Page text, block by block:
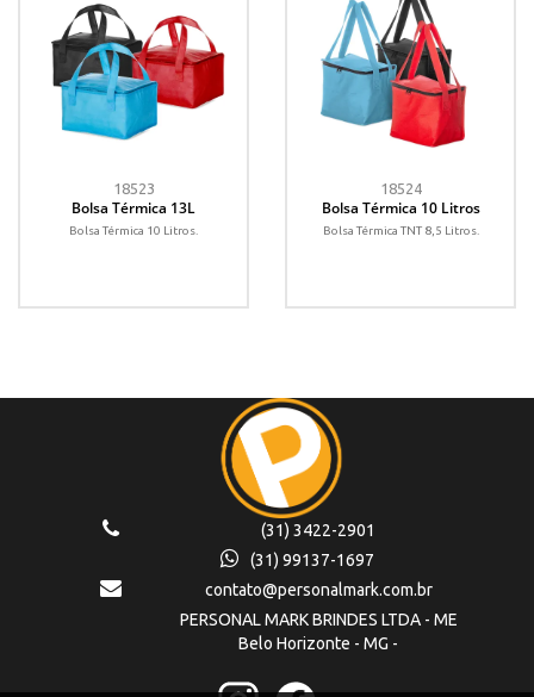
18523
Bolsa Térmica 13L
Bolsa Térmica 10 Litros.
18524
Bolsa Térmica 10 Litros
Bolsa Térmica TNT 8,5 Litros.
(31) 3422-2901
(31) 99137-1697
contato@personalmark.com.br
PERSONAL MARK BRINDES LTDA - ME
Belo Horizonte - MG -